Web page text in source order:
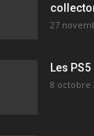
27
Les
8 octobre